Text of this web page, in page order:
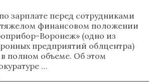
зарплате перед сотрудниками
тяжелом финансовом положении
Воронеж» (одно из
предприятий облцентра)
полном объеме. Об этом
…